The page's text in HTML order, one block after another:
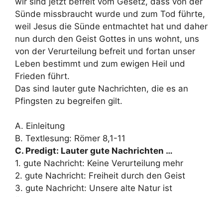
Sünde missbraucht wurde und zum Tod führte,
weil Jesus die Sünde entmachtet hat und daher
nun durch den Geist Gottes in uns wohnt, uns
von der Verurteilung befreit und fortan unser
Leben bestimmt und zum ewigen Heil und
Frieden führt.
Das sind lauter gute Nachrichten, die es an
Pfingsten zu begreifen gilt.
A. Einleitung
B. Textlesung: Römer 8,1-11
C. Predigt: Lauter gute Nachrichten …
1. gute Nachricht: Keine Verurteilung mehr
2. gute Nachricht: Freiheit durch den Geist
3. gute Nachricht: Unsere alte Natur ist